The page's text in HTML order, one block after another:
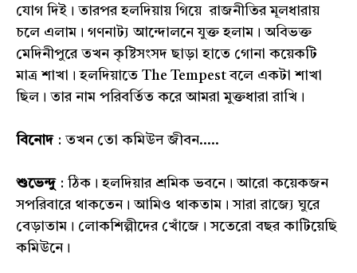
যোগ দিই। তারপর হলদিয়ায় গিয়ে রাজনীতির মূলধারায়
চলে এলাম। গণনাট্য আন্দোলনে যুক্ত হলাম। অবিভক্ত
মেদিনীপুরে তখন কৃষ্টিসংসদ ছাড়া হাতে গোনা কয়েকটি
মাত্র শাখা। হলদিয়াতে The Tempest বলে একটা শাখা
ছিল। তার নাম পরিবর্তিত করে আমরা মুক্তধারা রাখি।
বিনোদ: তখন তো কমিউन জীবন.....
শুভেন্দু: ঠিক। হলদিয়ার শ্রমিক ভবনে। আরো কয়েকজন
সপরিবারে থাকতেন। আমিও থাকতাম। সারা রাজ্যে ঘুরে
বেড়াতাম। লোকশিল্পীদের খোঁজে। সতেরো বছর কাটিয়েছি
কমিউনে।